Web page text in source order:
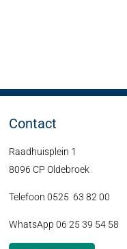
Contact
Raadhuisplein 1
8096 CP Oldebroek
Telefoon 0525 63 82 00
WhatsApp 06 25 39 54 58